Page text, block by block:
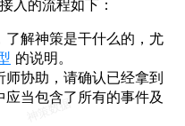
入的流程如下：
解神策是干什么的，尤
的说明。
协助，请确认已经拿到
当包含了所有的事件及